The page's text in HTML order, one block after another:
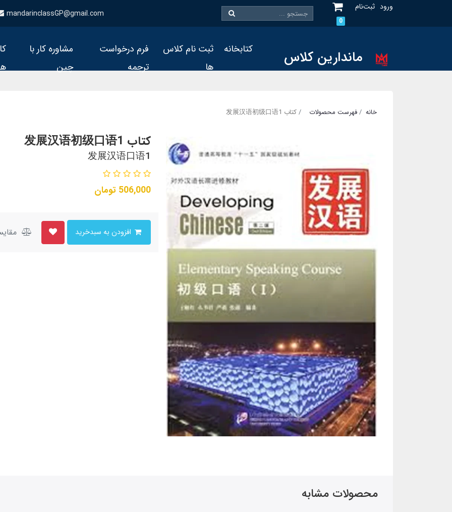
ورود ثبت‌نام
0
mandarinclassGP@gmail.com
ماندارین کلاس کتابخانه
ثبت نام کلاس
ها
فرم درخواست
ترجمه
مشاوره کار با
چین
خانه فهرست محصولات کتاب 发展汉语初级口语1
کتاب 发展汉语初级口语1
发展汉语口语1
506,000 تومان
محصولات مشابه